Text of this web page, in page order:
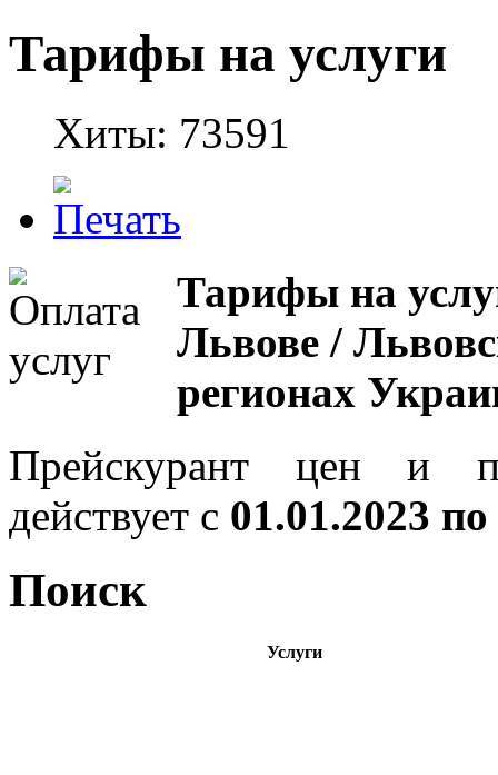
Тарифы на услуги
Хиты: 73591
Тарифы на
Львове /
регионах
Прейскурант цен и
действует с 01.01.2023
Поиск
Услуги